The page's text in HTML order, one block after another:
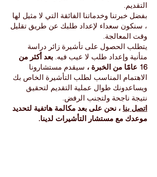
التقديم.
بفضل خبرتنا وخدماتنا الفائقة التي لا مثيل لها
، سنكون سعداء لإعداد طلبك عن طريق تقليل
وقت المعالجة.
يتطلب الحصول على تأشيرة زائر دراسة
متأنية وإعداد طلب لا عيب فيه. بعد أكثر من
16 عامًا من الخبرة ،
سيقدم مستشارونا
الاهتمام المناسب لطلب التأشيرة الخاص بك
ويساعدونك طوال عملية التقديم لتحقيق
نتيجة ناجحة ولتجنب الرفض.
اتصل بنا ، نحن على بعد مكالمة هاتفية لتحديد
موعدك مع مستشار التأشيرات لدينا.